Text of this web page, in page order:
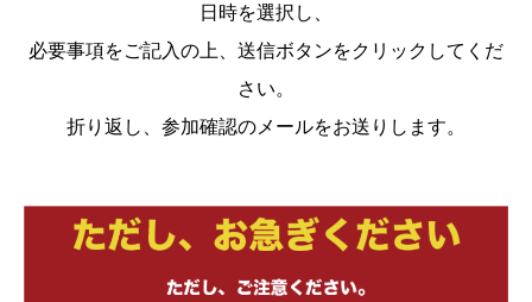
日時を選択し、
必要事項をご記入の上、送信ボタンをクリックしてくだ
さい。
折り返し、参加確認のメールをお送りします。